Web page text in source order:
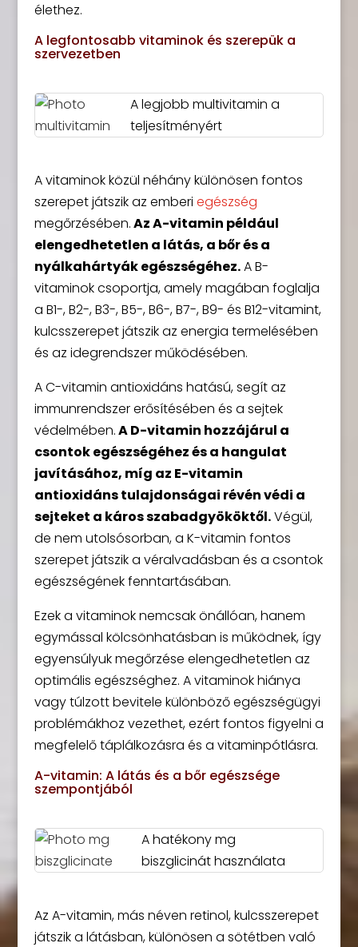
élethez.
A legfontosabb vitaminok és szerepük a
szervezetben
A legjobb multivitamin a
teljesítményért
A vitaminok közül néhány különösen fontos
szerepet játszik az emberi egészség
megőrzésében.Az A-vitamin például
elengedhetetlen a látás, a bőr és a
nyálkahártyák egészségéhez.A B-
vitaminok csoportja, amely magában foglalja
a B1-, B2-, B3-, B5-, B6-, B7-, B9- és B12-vitamint,
kulcsszerepet játszik az energia termelésében
és az idegrendszer működésében.
A C-vitamin antioxidáns hatású, segít az
immunrendszer erősítésében és a sejtek
védelmében.A D-vitamin hozzájárul a
csontok egészségéhez és a hangulat
javításához, míg az E-vitamin
antioxidáns tulajdonságai révén védi a
sejteket a káros szabadgyököktől.Végül,
de nem utolsósorban, a K-vitamin fontos
szerepet játszik a véralvadásban és a csontok
egészségének fenntartásában.
Ezek a vitaminok nemcsak önállóan, hanem
egymással kölcsönhatásban is működnek, így
egyensúlyuk megőrzése elengedhetetlen az
optimális egészséghez. A vitaminok hiánya
vagy túlzott bevitele különböző egészségügyi
problémákhoz vezethet, ezért fontos figyelni a
megfelelő táplálkozásra és a vitaminpótlásra.
A-vitamin: A látás és a bőr egészsége
szempontjából
A hatékony mg
biszglicinát használata
Az A-vitamin, más néven retinol, kulcsszerepet
játszik a látásban, különösen a sötétben való